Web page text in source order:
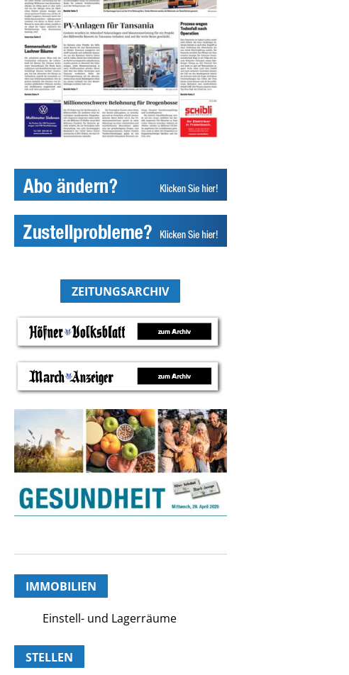
ZEITUNGSARCHIV
IMMOBILIEN
Einstell- und Lagerräume
STELLEN